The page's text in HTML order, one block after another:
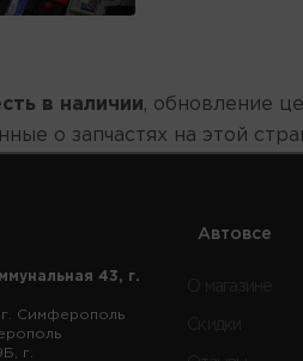
в наличии, обновление
о запчастях на этой
43, г.
Симферополь
г.
Автовсе